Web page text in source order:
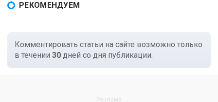
РЕКОМЕНДУЕМ
Комментировать статьи на сайте возможно только
в течении 30 дней со дня публикации.